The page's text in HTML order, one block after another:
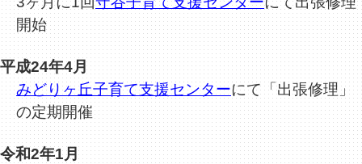
開始
平成24年4月
みどりヶ丘子育て支援センターにて「出張修理」
の定期開催
令和2年1月